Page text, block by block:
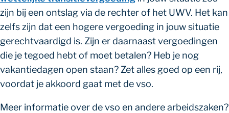
zijn bij een ontslag via de rechter of het UWV. Het kan
zelfs zijn dat een hogere vergoeding in jouw situatie
gerechtvaardigd is. Zijn er daarnaast vergoedingen
die je tegoed hebt of moet betalen? Heb je nog
vakantiedagen open staan? Zet alles goed op een rij,
voordat je akkoord gaat met de vso.
Meer informatie over de vso en andere arbeidszaken?